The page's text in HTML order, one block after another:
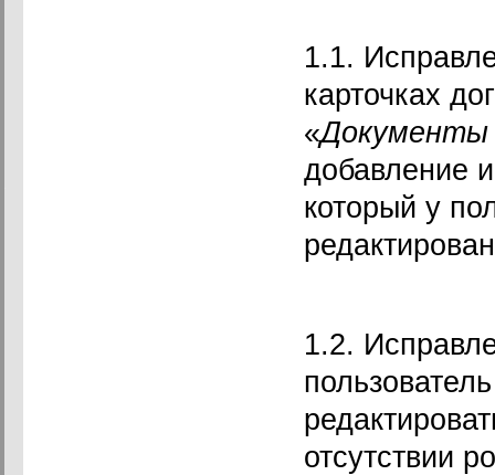
1.1.
карточках
«Документы
добавление
который у
1.2.
отсутствии